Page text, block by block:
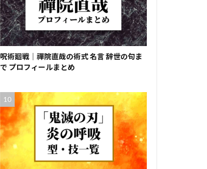
呪術廻戦｜禪院直哉の術式 名言 辞世の句ま
で プロフィールまとめ